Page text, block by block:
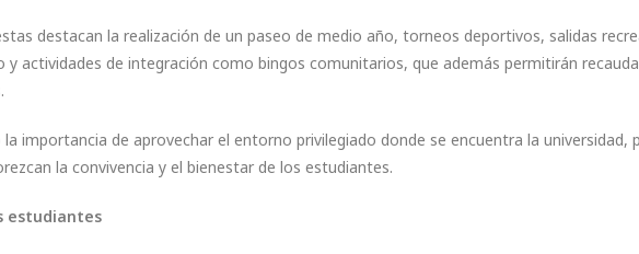
destacan la realización de un paseo de medio año, torneos deportivos, salidas
y actividades de integración como bingos comunitarios, que además permitirán
importancia de aprovechar el entorno privilegiado donde se encuentra la universidad,
la convivencia y el bienestar de los estudiantes.
estudiantes